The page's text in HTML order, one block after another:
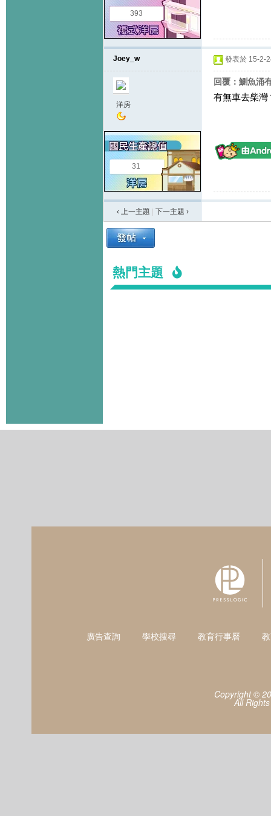
393
Joey_w
洋房
31
發表於 15-2-
回覆：鰂魚涌
有無車去柴灣
‹ 上一主題 下一主題 ›
熱門主題
廣告查詢 學校搜尋 教育行事曆
Copyright ©
All